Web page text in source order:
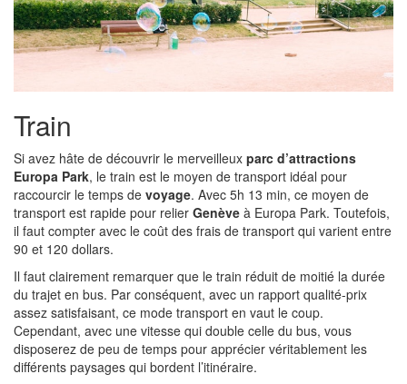
Train
Si avez hâte de découvrir le merveilleux parc d’attractions
Europa Park, le train est le moyen de transport idéal pour
raccourcir le temps de voyage. Avec 5h 13 min, ce moyen de
transport est rapide pour relier Genève à Europa Park. Toutefois,
il faut compter avec le coût des frais de transport qui varient entre
90 et 120 dollars.
Il faut clairement remarquer que le train réduit de moitié la durée
du trajet en bus. Par conséquent, avec un rapport qualité-prix
assez satisfaisant, ce mode transport en vaut le coup.
Cependant, avec une vitesse qui double celle du bus, vous
disposerez de peu de temps pour apprécier véritablement les
différents paysages qui bordent l’itinéraire.